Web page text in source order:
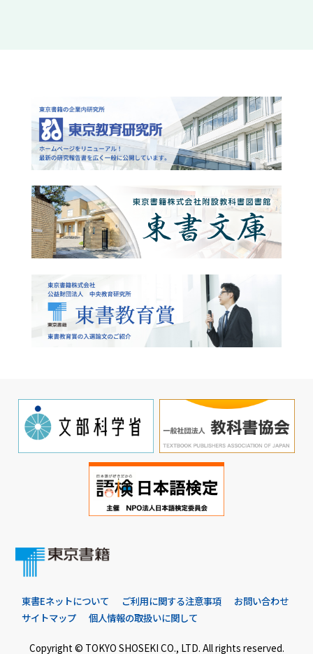
東書Eネットについて ご利用に関する注意事項
お問い合わせ
サイトマップ
個人情報の取扱いに関して
Copyright © TOKYO SHOSEKI CO., LTD. All rights reserved.